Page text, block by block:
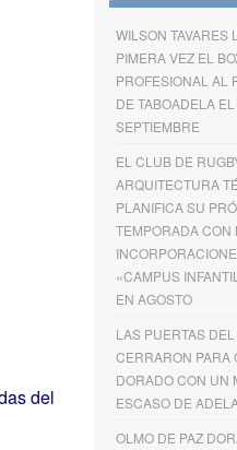
del
WILSON TAVARES
PIMERA VEZ EL
PROFESIONAL AL
DE TABOADELA
SEPTIEMBRE
EL CLUB DE
ARQUITECTURA
PLANIFICA SU
TEMPORADA CON
«CAMPUS
EN AGOSTO
LAS PUERTAS
CERRARON PARA
DORADO CON UN
ESCASO DE
OLMO DE PAZ